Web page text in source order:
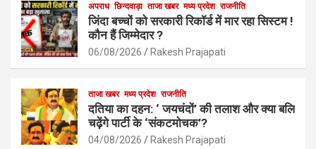
b
o
o
k
s
A
p
p
e
अपराध छिन्दवाड़ा ताजा खबर मध्य प्रदेश राजनीति
जिंदा बच्चों को सरकारी रिकॉर्ड में मार रहा सिस्टम !
कौन हैं जिम्मेदार ?
06/08/2026 Rakesh Prajapati
ताजा खबर मध्य प्रदेश राजनीति
दतिया का दहन: ‘ जयचंदों’ की तलाश और क्या बलि
चढ़ेंगे पार्टी के ‘संकटमोचक’?
04/08/2026 Rakesh Prajapati